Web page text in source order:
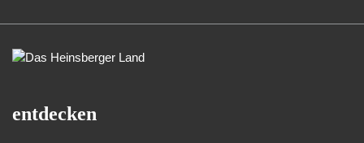
entdecken